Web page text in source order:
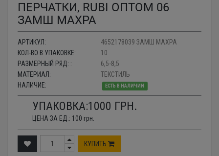
ПЕРЧАТКИ, RUBI ОПТОМ 06
ЗАМШ МАХРА
АРТИКУЛ:
4652178039 ЗАМШ МАХРА
КОЛ-ВО В УПАКОВКЕ:
10
РАЗМЕРНЫЙ РЯД: :
6,5-8,5
МАТЕРИАЛ:
ТЕКСТИЛЬ
НАЛИЧИЕ:
ЕСТЬ В НАЛИЧИИ
УПАКОВКА:1000 ГРН.
ЦЕНА ЗА ЕД.: 100 грн.
КУПИТЬ